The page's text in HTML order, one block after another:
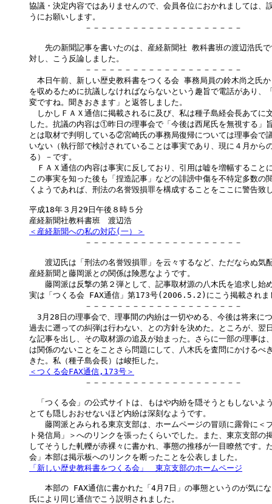
協議・決定内容ではありませんので、会員各位におかれましては、
うにお願いします。
－－－－－－－－－－－－－－－－－－－－
先の新聞記事を書いたのは、産経新聞社 教科書班の渡辺浩氏で
対し、こう反論しました。
－－－－－－－－－－－－－－－－－－－－
本日午前、新しい歴史教科書をつくる会 事務局員の鈴木尚之氏
を収めるために抗議しなければならないという趣旨で電話があり、
変ですね。聞きおきます」と返答しました。
しかしＦＡＸ通信に掲載されるに及び、私は種子島経会長あてに
した。抗議の内容は①昨日の理事会で「今後は西尾氏を無視する」
とは取材で判明している②宮崎氏の事務局復帰については理事会で
いない（執行部で検討されていることは事実であり、現に４月から
る）－です。
ＦＡＸ通信の内容は事実に反しており、引用は嘘を増幅すること
この事実を知った後も「捏造記事」などの誹謗中傷を不特定多数の
くようであれば、刑法の名誉毀損罪を構成することをここに警告致
平成18年３月29日午後８時５分
＜産経新聞への私の対応(一）＞
－－－－－－－－－－－－－－－－－－－－
渡辺氏は「刑法の名誉毀損罪」を云々するなど、ただならぬ気
産経新聞と藤岡派との関係は険悪なようです。
藤岡派は反撃の第２弾として、記事取材源の八木氏を追求し始
実は「つくる会 FAX通信」第173号(2006.5.2)にこう掲載されま
－－－－－－－－－－－－－－－－－－－－
3月28日の理事会で、理事間の内紛は一切やめる、今後は将来に
過去に遡っての糾弾は行わない、との方針を決めた。ところが、翌
な記事を出し、その取材源の追及が始まった。さらに一部の理事は
は関係のないことをことさら問題にして、八木氏を査問にかけるべ
＜つくる会FAX通信,173号＞
－－－－－－－－－－－－－－－－－－－－
「つくる会」の公式サイトは、もはや内紛を隠そうともしないよ
とても隠しおおせないほど内紛は深刻なようです。
藤岡派とみられる東京支部は、ホームページの冒頭に露骨に＜
ト発信局」＞へのリンクを張ったくらいでした。また、東京支部の
してそうした軋轢が赤裸々に書かれ、事態の推移が一目瞭然です。
「新しい歴史教科書をつくる会」　東京支部のホームページ
本部の FAX通信に書かれた「4月7日」の事態というのが気にな
氏により同じ通信でこう説明されました。